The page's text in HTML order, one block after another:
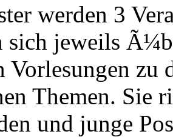
werden 3
sich jeweils
Vorlesungen zu
Themen. Sie
und junge